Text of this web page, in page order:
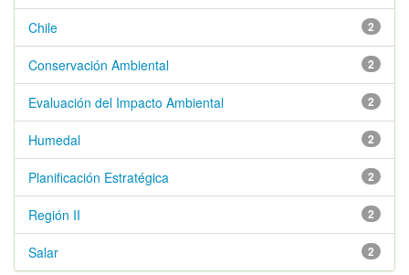
2
Chile
2
Conservación Ambiental
2
Evaluación del Impacto Ambiental
2
Humedal
2
Planificación Estratégica
2
Región II
2
Salar